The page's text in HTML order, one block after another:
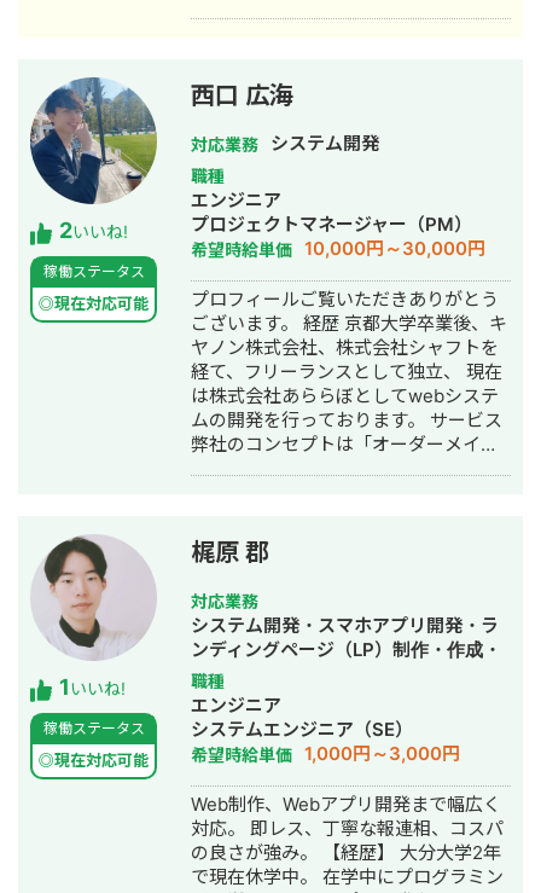
2いいね!
稼働ステータス
◎現在対応可能
西口 広海
対応業務 システム開発
職種
エンジニア
プロジェクトマネージャー（PM）
希望時給単価 10,000円～30,000円
プロフィールご覧いただきありがとう
ございます。 経歴 京都大学卒業後、キ
ヤノン株式会社、株式会社シャフトを
経て、フリーランスとして独立、 現在
は株式会社あららぼとしてwebシステ
ムの開発を行っております。 サービス
弊社のコンセプトは「オーダーメイド
ストカット ・データ活用による事業機
会の拡大 を実現します。 【業務効率化
によるコストカット】 例: 脱Excelによ
る作業工数・コミュニケーションコス
トの削減 例: データの一元管理・可視
化によるマネジメントコストの削減
【データ活用による事業機会拡大】 例:
既存事業の提供価値向上による売上/利
益の増加 例: マーケティング強化によ
る既存事業の売上/利益の増加 例: デー
タ活用による新規事業の立ち上げ 開発
実績 ・大手有料多チャンネル放送サー
ビス企業でのDXプロジェクト
PoC（概念実証）における要件定義を
行う テックリードとして開発のリー
1いいね!
稼働ステータス
◎現在対応可能
梶原 郡
対応業務
システム開発・スマホアプリ開発・ラ
ンディングページ（LP）制作・作成・
ECサイト構築・ネットショップ作成代
行・SEO対策・事務代行・ホームペー
ジ制作・作成
職種
エンジニア
システムエンジニア（SE）
希望時給単価 1,000円～3,000円
Web制作、Webアプリ開発まで幅広く
対応。 即レス、丁寧な報連相、コスパ
の良さが強み。 【経歴】 大分大学2年
で現在休学中。 在学中にプログラミン